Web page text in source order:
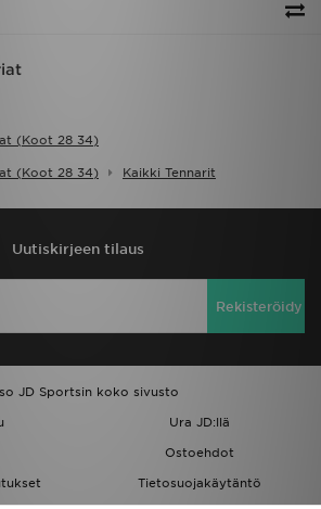
(koot 28 34)
(koot 28 34) Kaikki Tennarit
Uutiskirjeen tilaus
Rekisteröidy
JD Sportsin koko sivusto
Ura JD:llä
Ostoehdot
Tietosuojakäytäntö